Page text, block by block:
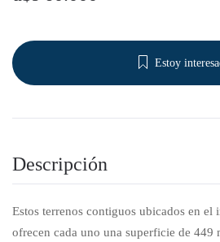
Estoy
Descripción
Estos terrenos contiguos ubicados en el
ofrecen cada uno una superficie de 449